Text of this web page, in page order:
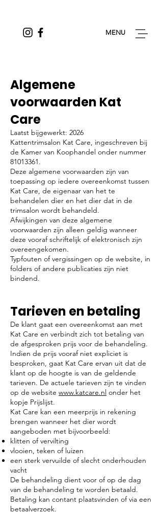
MENU
Algemene
voorwaarden Kat
Care
Laatst bijgewerkt: 2026
Kattentrimsalon Kat Care, ingeschreven bij
de Kamer van Koophandel onder nummer
81013361.
Deze algemene voorwaarden zijn van
toepassing op iedere overeenkomst tussen
Kat Care, de eigenaar van het te
behandelen dier en het dier dat in de
trimsalon wordt behandeld.
Afwijkingen van deze algemene
voorwaarden zijn alleen geldig wanneer
deze vooraf schriftelijk of elektronisch zijn
overeengekomen.
Typfouten of vergissingen op de website, in
folders of andere publicaties zijn niet
bindend.
Tarieven en betaling
De klant gaat een overeenkomst aan met
Kat Care en verbindt zich tot betaling van
de afgesproken prijs voor de behandeling.
Indien de prijs vooraf niet expliciet is
besproken, gaat Kat Care ervan uit dat de
klant op de hoogte is van de geldende
tarieven. De actuele tarieven zijn te vinden
op de website www.katcare.nl onder het
kopje Prijslijst.
Kat Care kan een meerprijs in rekening
brengen wanneer het dier wordt
aangeboden met bijvoorbeeld:
klitten of vervilting
vlooien, teken of luizen
een sterk vervuilde of slecht onderhouden
vacht
De behandeling dient voor of op de dag
van de behandeling te worden betaald.
Betaling kan contant plaatsvinden of via een
betaalverzoek.